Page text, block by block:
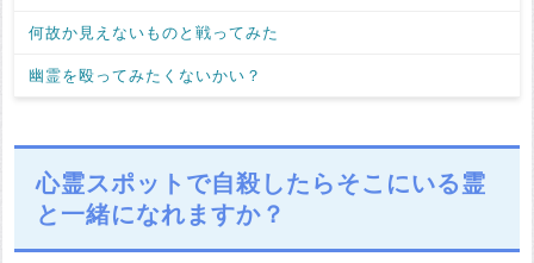
何故か見えないものと戦ってみた
幽霊を殴ってみたくないかい？
心霊スポットで自殺したらそこにいる霊
と一緒になれますか？